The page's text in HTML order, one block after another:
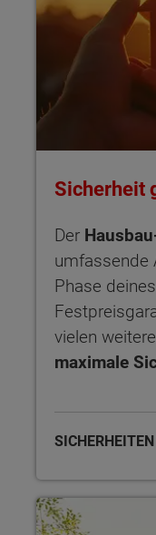
Sicherheit
Der
umfassende
Phase
vielen
maximale
NOVO – Design